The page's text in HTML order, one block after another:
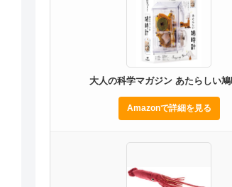
大人の科学マガジン あたらしい
Amazonで詳細を見る